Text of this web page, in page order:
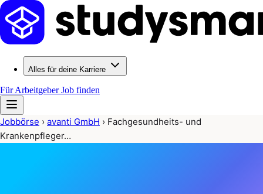
Alles für deine Karriere
Für ArbeitgeberJob finden
Jobbörse › avanti GmbH › Fachgesundheits- und
Krankenpfleger…